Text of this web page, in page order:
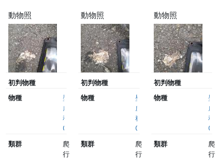
動物照
初判物種
物種
壁
虎
科
Gekkonidae
類群
爬
行
動物照
初判物種
物種
壁
虎
科
Gekkonidae
類群
爬
行
動物照
初判物種
物種
壁
虎
科
類群
爬
行